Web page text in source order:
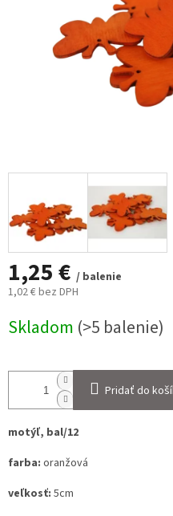
1,25 € / balenie
1,02 € bez DPH
cena:
Skladom (>5 balenie)
Pridať do
motýľ, bal/12
farba: oranžová
veľkosť: 5cm